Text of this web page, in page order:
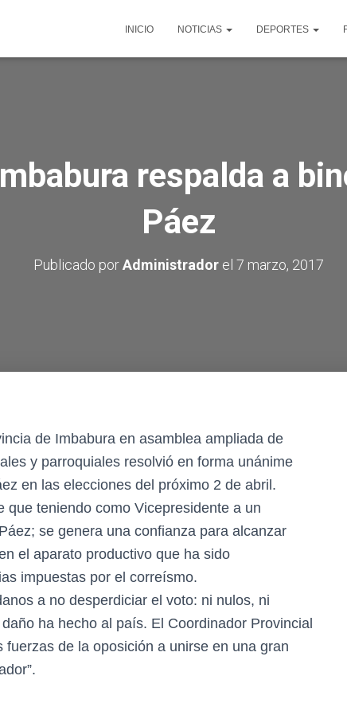
INICIO NOTICIAS DEPORTES
respalda a
Páez
Publicado porAdministradorel 7 marzo, 2017
de Imbabura en asamblea ampliada de
y parroquiales resolvió en forma unánime
en las elecciones del próximo 2 de abril.
que teniendo como Vicepresidente a un
se genera una confianza para alcanzar
el aparato productivo que ha sido
impuestas por el correísmo.
a no desperdiciar el voto: ni nulos, ni
ha hecho al país. El Coordinador Provincial
de la oposición a unirse en una gran